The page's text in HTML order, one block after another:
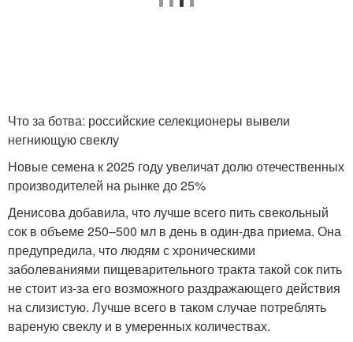
Что за ботва: российские селекционеры вывели
негниющую свеклу
Новые семена к 2025 году увеличат долю отечественных
производителей на рынке до 25%
Денисова добавила, что лучше всего пить свекольный
сок в объеме 250–500 мл в день в один-два приема. Она
предупредила, что людям с хроническими
заболеваниями пищеварительного тракта такой сок пить
не стоит из-за его возможного раздражающего действия
на слизистую. Лучше всего в таком случае потреблять
вареную свеклу и в умеренных количествах.